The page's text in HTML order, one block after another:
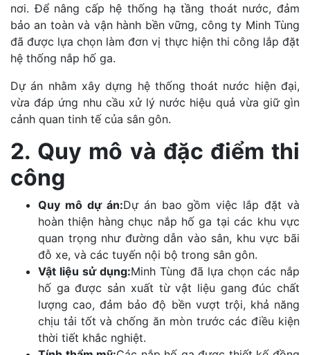
nơi. Để nâng cấp hệ thống hạ tầng thoát nước, đảm
bảo an toàn và vận hành bền vững, công ty Minh Tùng
đã được lựa chọn làm đơn vị thực hiện thi công lắp đặt
hệ thống nắp hố ga.
Dự án nhằm xây dựng hệ thống thoát nước hiện đại,
vừa đáp ứng nhu cầu xử lý nước hiệu quả vừa giữ gìn
cảnh quan tinh tế của sân gôn.
2. Quy mô và đặc điểm thi
công
Quy mô dự án:Dự án bao gồm việc lắp đặt và
hoàn thiện hàng chục nắp hố ga tại các khu vực
quan trọng như đường dẫn vào sân, khu vực bãi
đỗ xe, và các tuyến nội bộ trong sân gôn.
Vật liệu sử dụng:Minh Tùng đã lựa chọn các nắp
hố ga được sản xuất từ vật liệu gang đúc chất
lượng cao, đảm bảo độ bền vượt trội, khả năng
chịu tải tốt và chống ăn mòn trước các điều kiện
thời tiết khắc nghiệt.